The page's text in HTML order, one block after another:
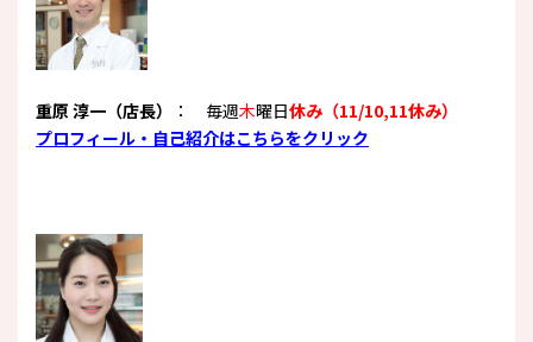
重原 淳一（店長） ： 毎週木曜日休み（11/10,11休み）
プロフィール・自己紹介はこちらをクリック